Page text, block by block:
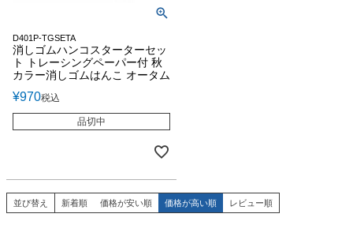
D401P-TGSETA
消しゴムハンコスターターセッ
ト トレーシングペーパー付 秋
カラー消しゴムはんこ オータム
¥970税込
品切中
並び替え 新着順 価格が安い順 価格が高い順 レビュー順